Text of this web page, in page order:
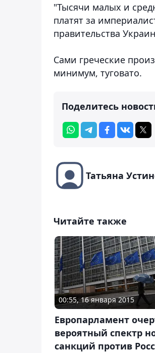
"Тысячи малых и
платят за
правительства
Сами греческие
минимум, туговато.
Поделитесь
Татьяна
Читайте также
00:55, 16 января 2015
Европарламент
вероятный спектр
санкций против